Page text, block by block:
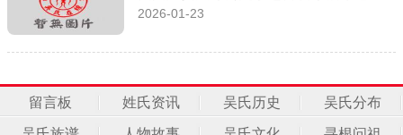
2026-01-23
留言板 姓氏资讯 吴氏历史 吴氏分布